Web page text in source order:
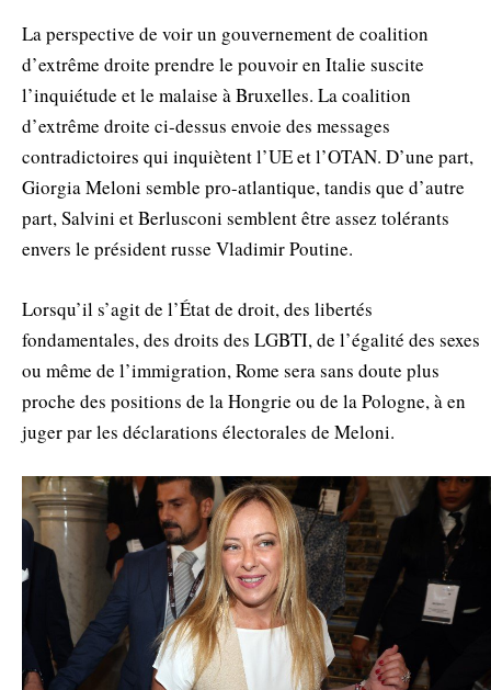
La perspective de voir un gouvernement de coalition
d’extrême droite prendre le pouvoir en Italie suscite
l’inquiétude et le malaise à Bruxelles. La coalition
d’extrême droite ci-dessus envoie des messages
contradictoires qui inquiètent l’UE et l’OTAN. D’une part,
Giorgia Meloni semble pro-atlantique, tandis que d’autre
part, Salvini et Berlusconi semblent être assez tolérants
envers le président russe Vladimir Poutine.
Lorsqu’il s’agit de l’État de droit, des libertés
fondamentales, des droits des LGBTI, de l’égalité des sexes
ou même de l’immigration, Rome sera sans doute plus
proche des positions de la Hongrie ou de la Pologne, à en
juger par les déclarations électorales de Meloni.